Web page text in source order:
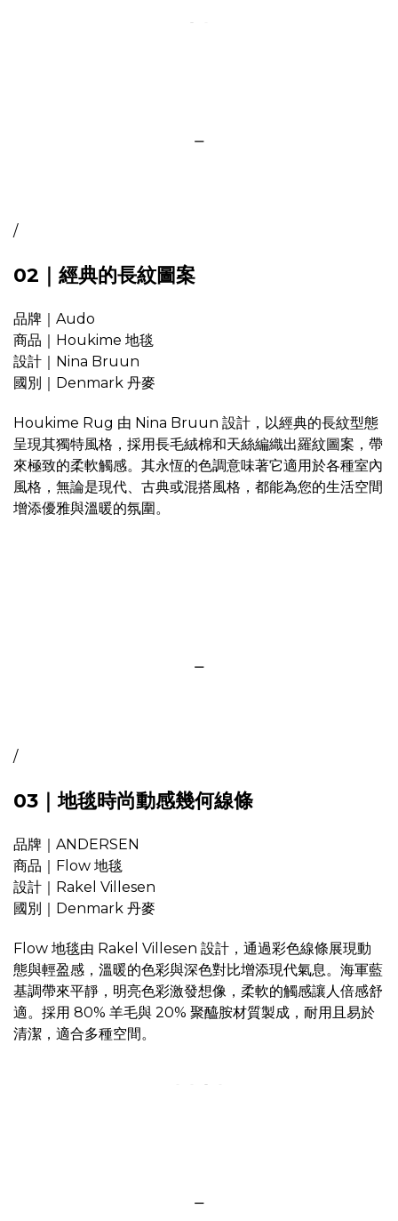
/
02｜經典的長紋圖案
品牌｜Audo
商品｜Houkime 地毯
設計｜Nina Bruun
國別｜Denmark 丹麥
Houkime Rug 由 Nina Bruun 設計，以經典的長紋型態
呈現其獨特風格，採用長毛絨棉和天絲編織出羅紋圖案，帶
來極致的柔軟觸感。其永恆的色調意味著它適用於各種室內
風格，無論是現代、古典或混搭風格，都能為您的生活空間
增添優雅與溫暖的氛圍。
/
03｜地毯時尚動感幾何線條
品牌｜ANDERSEN
商品｜Flow 地毯
設計｜Rakel Villesen
國別｜Denmark 丹麥
Flow 地毯由 Rakel Villesen 設計，通過彩色線條展現動
態與輕盈感，溫暖的色彩與深色對比增添現代氣息。海軍藍
基調帶來平靜，明亮色彩激發想像，柔軟的觸感讓人倍感舒
適。採用 80% 羊毛與 20% 聚醯胺材質製成，耐用且易於
清潔，適合多種空間。